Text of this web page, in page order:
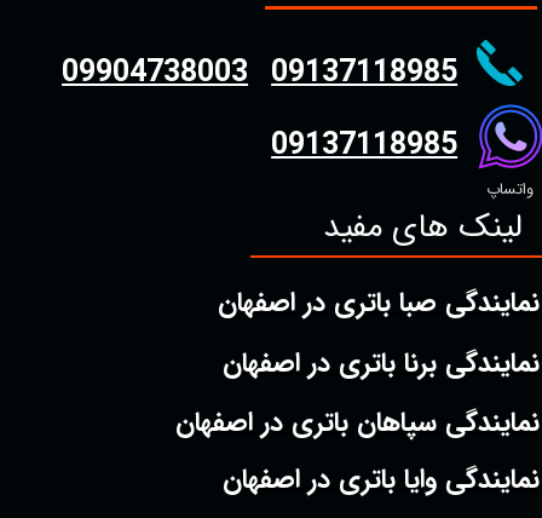
واتساپ
09904738003 09137118985
09137118985
لینک های مفید
نمایندگی صبا باتری در اصفهان
نمایندگی برنا باتری در اصفهان
نمایندگی سپاهان باتری در اصفهان
نمایندگی وایا باتری در اصفهان